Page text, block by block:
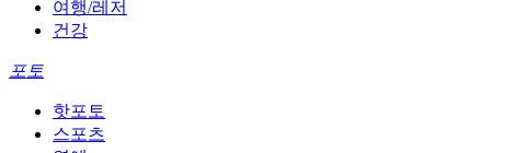
여행/레저
건강
포토
핫포토
스포츠